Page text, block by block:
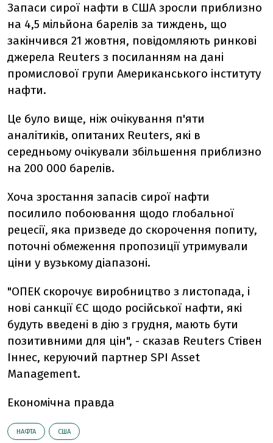
Запаси сирої нафти в США зросли приблизно
на 4,5 мільйона барелів за тиждень, що
закінчився 21 жовтня, повідомляють ринкові
джерела Reuters з посиланням на дані
промислової групи Американського інституту
нафти.
Це було вище, ніж очікування п'яти
аналітиків, опитаних Reuters, які в
середньому очікували збільшення приблизно
на 200 000 барелів.
Хоча зростання запасів сирої нафти
посилило побоювання щодо глобальної
рецесії, яка призведе до скорочення попиту,
поточні обмеження пропозиції утримували
ціни у вузькому діапазоні.
"ОПЕК скорочує виробництво з листопада, і
нові санкції ЄС щодо російської нафти, які
будуть введені в дію з грудня, мають бути
позитивними для цін", - сказав Reuters Стівен
Іннес, керуючий партнер SPI Asset
Management.
Економічна правда
НАФТА США